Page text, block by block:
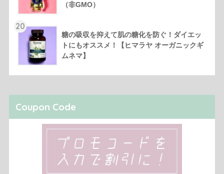
（非GMO）
20
糖の吸収を抑えて肌の糖化を防ぐ！ダイエッ
トにもオススメ！【ヒマラヤ オーガニックギ
ムネマ】
Coupon Code